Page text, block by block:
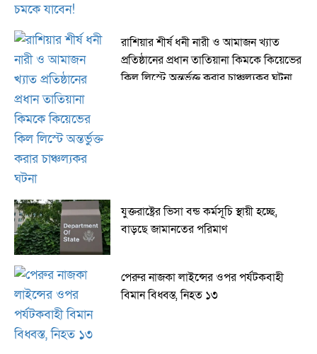
রাশিয়ার শীর্ষ ধনী নারী ও আমাজন খ্যাত
প্রতিষ্ঠানের প্রধান তাতিয়ানা কিমকে কিয়েভের
কিল লিস্টে অন্তর্ভুক্ত করার চাঞ্চল্যকর ঘটনা
যুক্তরাষ্ট্রের ভিসা বন্ড কর্মসূচি স্থায়ী হচ্ছে,
বাড়ছে জামানতের পরিমাণ
পেরুর নাজকা লাইন্সের ওপর পর্যটকবাহী
বিমান বিধ্বস্ত, নিহত ১৩